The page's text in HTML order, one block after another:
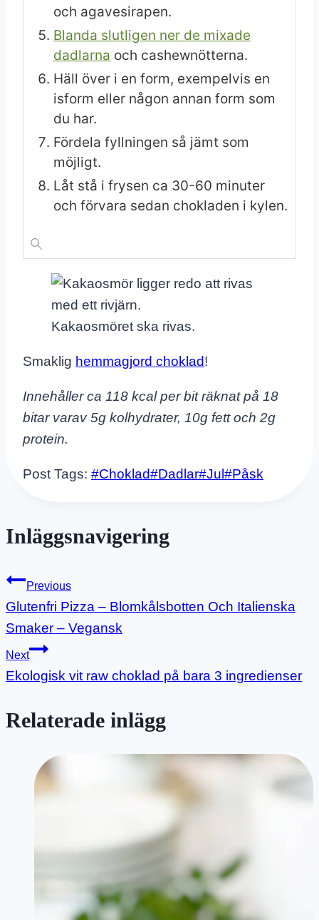
och agavesirapen.
Blanda slutligen ner de mixade
dadlarna och cashewnötterna.
Häll över i en form, exempelvis en
isform eller någon annan form som
du har.
Fördela fyllningen så jämt som
möjligt.
Låt stå i frysen ca 30-60 minuter
och förvara sedan chokladen i kylen.
Kakaosmöret ska rivas.
Smaklig hemmagjord choklad!
Innehåller ca 118 kcal per bit räknat på 18
bitar varav 5g kolhydrater, 10g fett och 2g
protein.
Post Tags: #Choklad#Dadlar#Jul#Påsk
Inläggsnavigering
Previous
Glutenfri Pizza – Blomkålsbotten Och Italienska
Smaker – Vegansk
Next
Ekologisk vit raw choklad på bara 3 ingredienser
Relaterade inlägg